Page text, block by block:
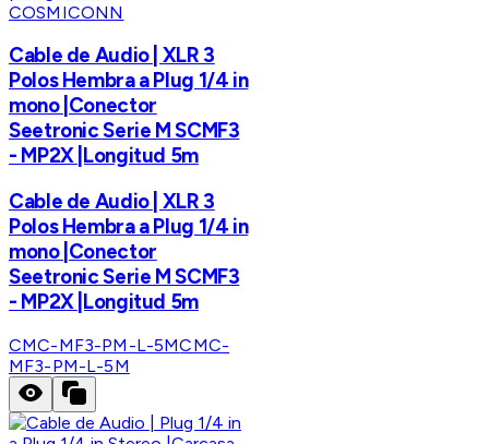
COSMICONN
Cable de Audio | XLR 3
Polos Hembra a Plug 1/4 in
mono |Conector
Seetronic Serie M SCMF3
- MP2X |Longitud 5m
Cable de Audio | XLR 3
Polos Hembra a Plug 1/4 in
mono |Conector
Seetronic Serie M SCMF3
- MP2X |Longitud 5m
CMC-MF3-PM-L-5MCMC-
MF3-PM-L-5M